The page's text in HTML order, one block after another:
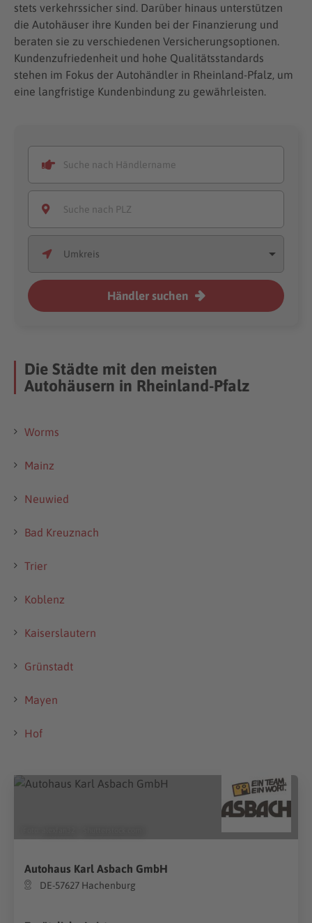
stets verkehrssicher sind. Darüber hinaus unterstützen
die Autohäuser ihre Kunden bei der Finanzierung und
beraten sie zu verschiedenen Versicherungsoptionen.
Kundenzufriedenheit und hohe Qualitätsstandards
stehen im Fokus der Autohändler in Rheinland-Pfalz, um
eine langfristige Kundenbindung zu gewährleisten.
Händler suchen
Die Städte mit den meisten
Autohäusern in Rheinland-Pfalz
Worms
Mainz
Neuwied
Bad Kreuznach
Trier
Koblenz
Kaiserslautern
Grünstadt
Mayen
Hof
Autohaus Karl Asbach GmbH
DE-57627 Hachenburg